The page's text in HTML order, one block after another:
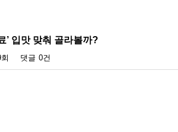
’ 입맛 맞춰 골라볼까?
댓글 0건